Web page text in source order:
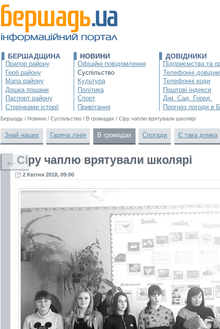
БЕРШАДЩИНА
Прапор району
Герб району
Мапа району
Дошка пошани
Паспорт району
Сторінками історії
НОВИНИ
Офіційні повідомлення
Суспільство
Культура
Політика
Спорт
Привітання
ДОВІДНИКИ
Підприємства та
Телефонні
Телефонні коди
Поштові індекси
Дім. Сад. Город.
Прогноз погоди в
Бершадь / Новини / Суспільство / В громадах / Сіру чаплю врятували школярі
Знай наших Гаряча лінія В громадах Спогади Є така думка
Сіру чаплю врятували школярі
2 Квітня 2018, 09:00
←